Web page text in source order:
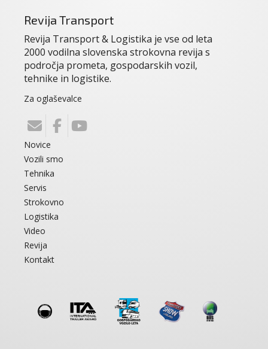
Revija Transport
Revija Transport & Logistika je vse od leta
2000 vodilna slovenska strokovna revija s
področja prometa, gospodarskih vozil,
tehnike in logistike.
Za oglaševalce
Novice
Vozili smo
Tehnika
Servis
Strokovno
Logistika
Video
Revija
Kontakt